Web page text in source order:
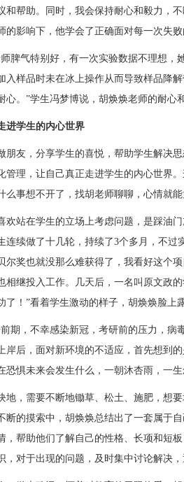
和帮助。 同时，我会保持耐心和毅力，
的影响下，他学会了正确面对每一次失
脾气特别好，有一次实验数据不理想
入样品时未在冰上操作从而导致样品降
心。”学生冯梦博说，胡焕焕老师的耐心
进学生的内心世界
朋友，分享学生的喜悦，帮助学生解决
管理，让自己真正走进学生的内心世界
么事想不开了，找胡老师聊聊，心情就能
欢站在学生的立场上考虑问题，是踩油
连续做了十几轮，持续了3个多月，不过
尔奖也就没那么难获得了，我看好这个
相继投入工作。几天后，一名叫原文政
了！”看着学生激动的样子，胡焕焕脸上
期，不幸感染新冠，考研前的压力，病
岸后，面对新环境的不适应，首先想到
恐惧未来会发生什么，一朝沐杏雨，一
地，需要不断地锄草、松土、施肥，想
断的摸索中，胡焕焕总结出了一套属于
，帮助他们了解自己的性格、长项和短
，对于出现的问题，及时集中讨论解决